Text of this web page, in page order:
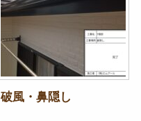
破風・鼻隠し